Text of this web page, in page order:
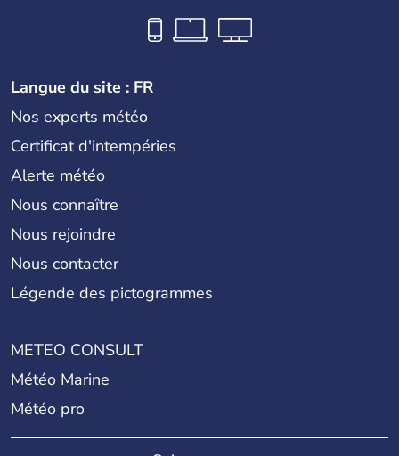
Langue du site : FR
Nos experts météo
Certificat d'intempéries
Alerte météo
Nous connaître
Nous rejoindre
Nous contacter
Légende des pictogrammes
METEO CONSULT
Météo Marine
Météo pro